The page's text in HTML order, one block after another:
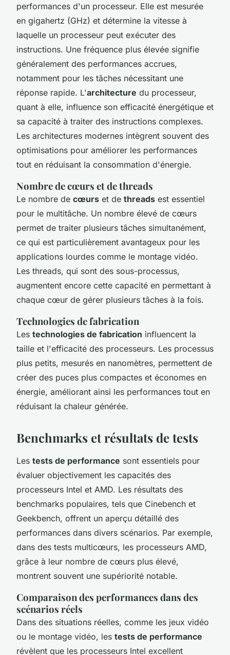
performances d'un processeur. Elle est mesurée
en gigahertz (GHz) et détermine la vitesse à
laquelle un processeur peut exécuter des
instructions. Une fréquence plus élevée signifie
généralement des performances accrues,
notamment pour les tâches nécessitant une
réponse rapide. L'architecture du processeur,
quant à elle, influence son efficacité énergétique et
sa capacité à traiter des instructions complexes.
Les architectures modernes intègrent souvent des
optimisations pour améliorer les performances
tout en réduisant la consommation d'énergie.
Nombre de cœurs et de threads
Le nombre de cœurs et de threads est essentiel
pour le multitâche. Un nombre élevé de cœurs
permet de traiter plusieurs tâches simultanément,
ce qui est particulièrement avantageux pour les
applications lourdes comme le montage vidéo.
Les threads, qui sont des sous-processus,
augmentent encore cette capacité en permettant à
chaque cœur de gérer plusieurs tâches à la fois.
Technologies de fabrication
Les technologies de fabrication influencent la
taille et l'efficacité des processeurs. Les processus
plus petits, mesurés en nanomètres, permettent de
créer des puces plus compactes et économes en
énergie, améliorant ainsi les performances tout en
réduisant la chaleur générée.
Benchmarks et résultats de tests
Les tests de performance sont essentiels pour
évaluer objectivement les capacités des
processeurs Intel et AMD. Les résultats des
benchmarks populaires, tels que Cinebench et
Geekbench, offrent un aperçu détaillé des
performances dans divers scénarios. Par exemple,
dans des tests multicœurs, les processeurs AMD,
grâce à leur nombre de cœurs plus élevé,
montrent souvent une supériorité notable.
Comparaison des performances dans des
scénarios réels
Dans des situations réelles, comme les jeux vidéo
ou le montage vidéo, les tests de performance
révèlent que les processeurs Intel excellent